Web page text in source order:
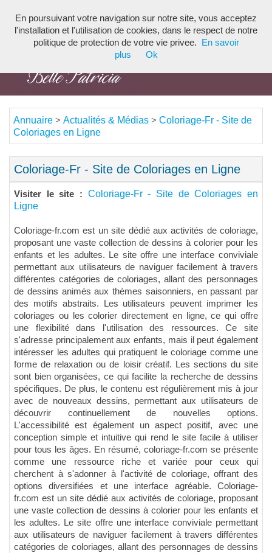
Annuaire > Actualités & Médias > Coloriage-Fr - Site de
Coloriages en Ligne
Coloriage-Fr - Site de Coloriages en Ligne
Visiter le site : Coloriage-Fr - Site de Coloriages en
Ligne
Coloriage-fr.com est un site dédié aux activités de coloriage,
proposant une vaste collection de dessins à colorier pour les
enfants et les adultes. Le site offre une interface conviviale
permettant aux utilisateurs de naviguer facilement à travers
différentes catégories de coloriages, allant des personnages
de dessins animés aux thèmes saisonniers, en passant par
des motifs abstraits. Les utilisateurs peuvent imprimer les
coloriages ou les colorier directement en ligne, ce qui offre
une flexibilité dans l'utilisation des ressources. Ce site
s'adresse principalement aux enfants, mais il peut également
intéresser les adultes qui pratiquent le coloriage comme une
forme de relaxation ou de loisir créatif. Les sections du site
sont bien organisées, ce qui facilite la recherche de dessins
spécifiques. De plus, le contenu est régulièrement mis à jour
avec de nouveaux dessins, permettant aux utilisateurs de
découvrir continuellement de nouvelles options.
L'accessibilité est également un aspect positif, avec une
conception simple et intuitive qui rend le site facile à utiliser
pour tous les âges. En résumé, coloriage-fr.com se présente
comme une ressource riche et variée pour ceux qui
cherchent à s'adonner à l'activité de coloriage, offrant des
options diversifiées et une interface agréable. Coloriage-
fr.com est un site dédié aux activités de coloriage, proposant
une vaste collection de dessins à colorier pour les enfants et
les adultes. Le site offre une interface conviviale permettant
aux utilisateurs de naviguer facilement à travers différentes
catégories de coloriages, allant des personnages de dessins
En poursuivant votre navigation sur notre site, vous acceptez
l'installation et l'utilisation de cookies, dans le respect de notre
politique de protection de votre vie privee.
En savoir
plus
Ok